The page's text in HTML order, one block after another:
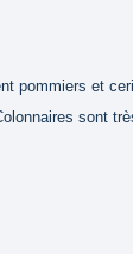
pommiers et
sont